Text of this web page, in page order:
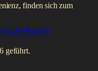
finden sich zum
Andre-Koch-6
geführt.